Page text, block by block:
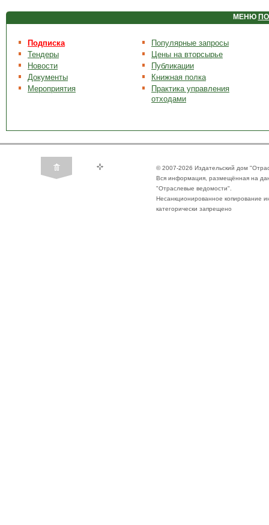
МЕНЮ
Подписка
Тендеры
Новости
Документы
Мероприятия
Популярные запросы
Цены на вторсырье
Публикации
Книжная полка
Практика управления
отходами
© 2007-2026 Издательский дом
Вся информация, размещённая на
"Отраслевые ведомости".
Несанкционированное копирование
категорически запрещено